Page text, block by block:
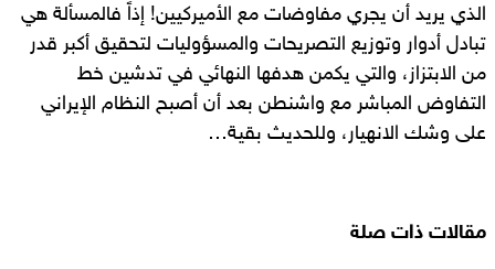
الذي يريد أن يجري مفاوضات مع الأميركيين! إذاً فالمسألة هي
تبادل أدوار وتوزيع التصريحات والمسؤوليات لتحقيق أكبر قدر
من الابتزاز، والتي يكمن هدفها النهائي في تدشين خط
التفاوض المباشر مع واشنطن بعد أن أصبح النظام الإيراني
على وشك الانهيار، وللحديث بقية…
مقالات ذات صلة